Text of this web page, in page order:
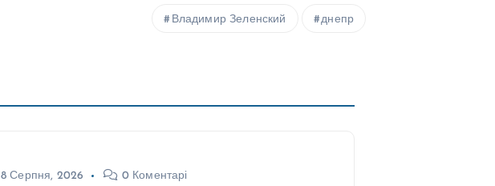
Владимир Зеленский днепр
8 Серпня, 2026 0 Коментарі